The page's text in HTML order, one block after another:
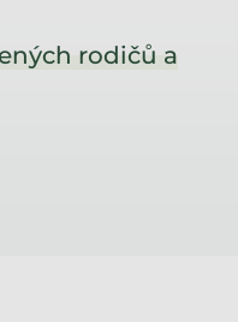
rodičů a